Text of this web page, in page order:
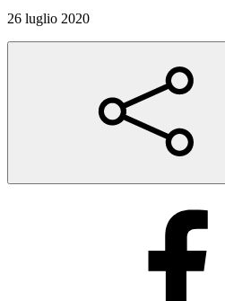
26 luglio 2020